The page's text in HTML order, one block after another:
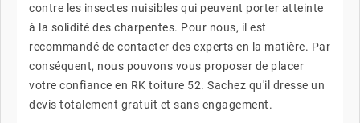
contre les insectes nuisibles qui peuvent porter atteinte
à la solidité des charpentes. Pour nous, il est
recommandé de contacter des experts en la matière. Par
conséquent, nous pouvons vous proposer de placer
votre confiance en RK toiture 52. Sachez qu'il dresse un
devis totalement gratuit et sans engagement.